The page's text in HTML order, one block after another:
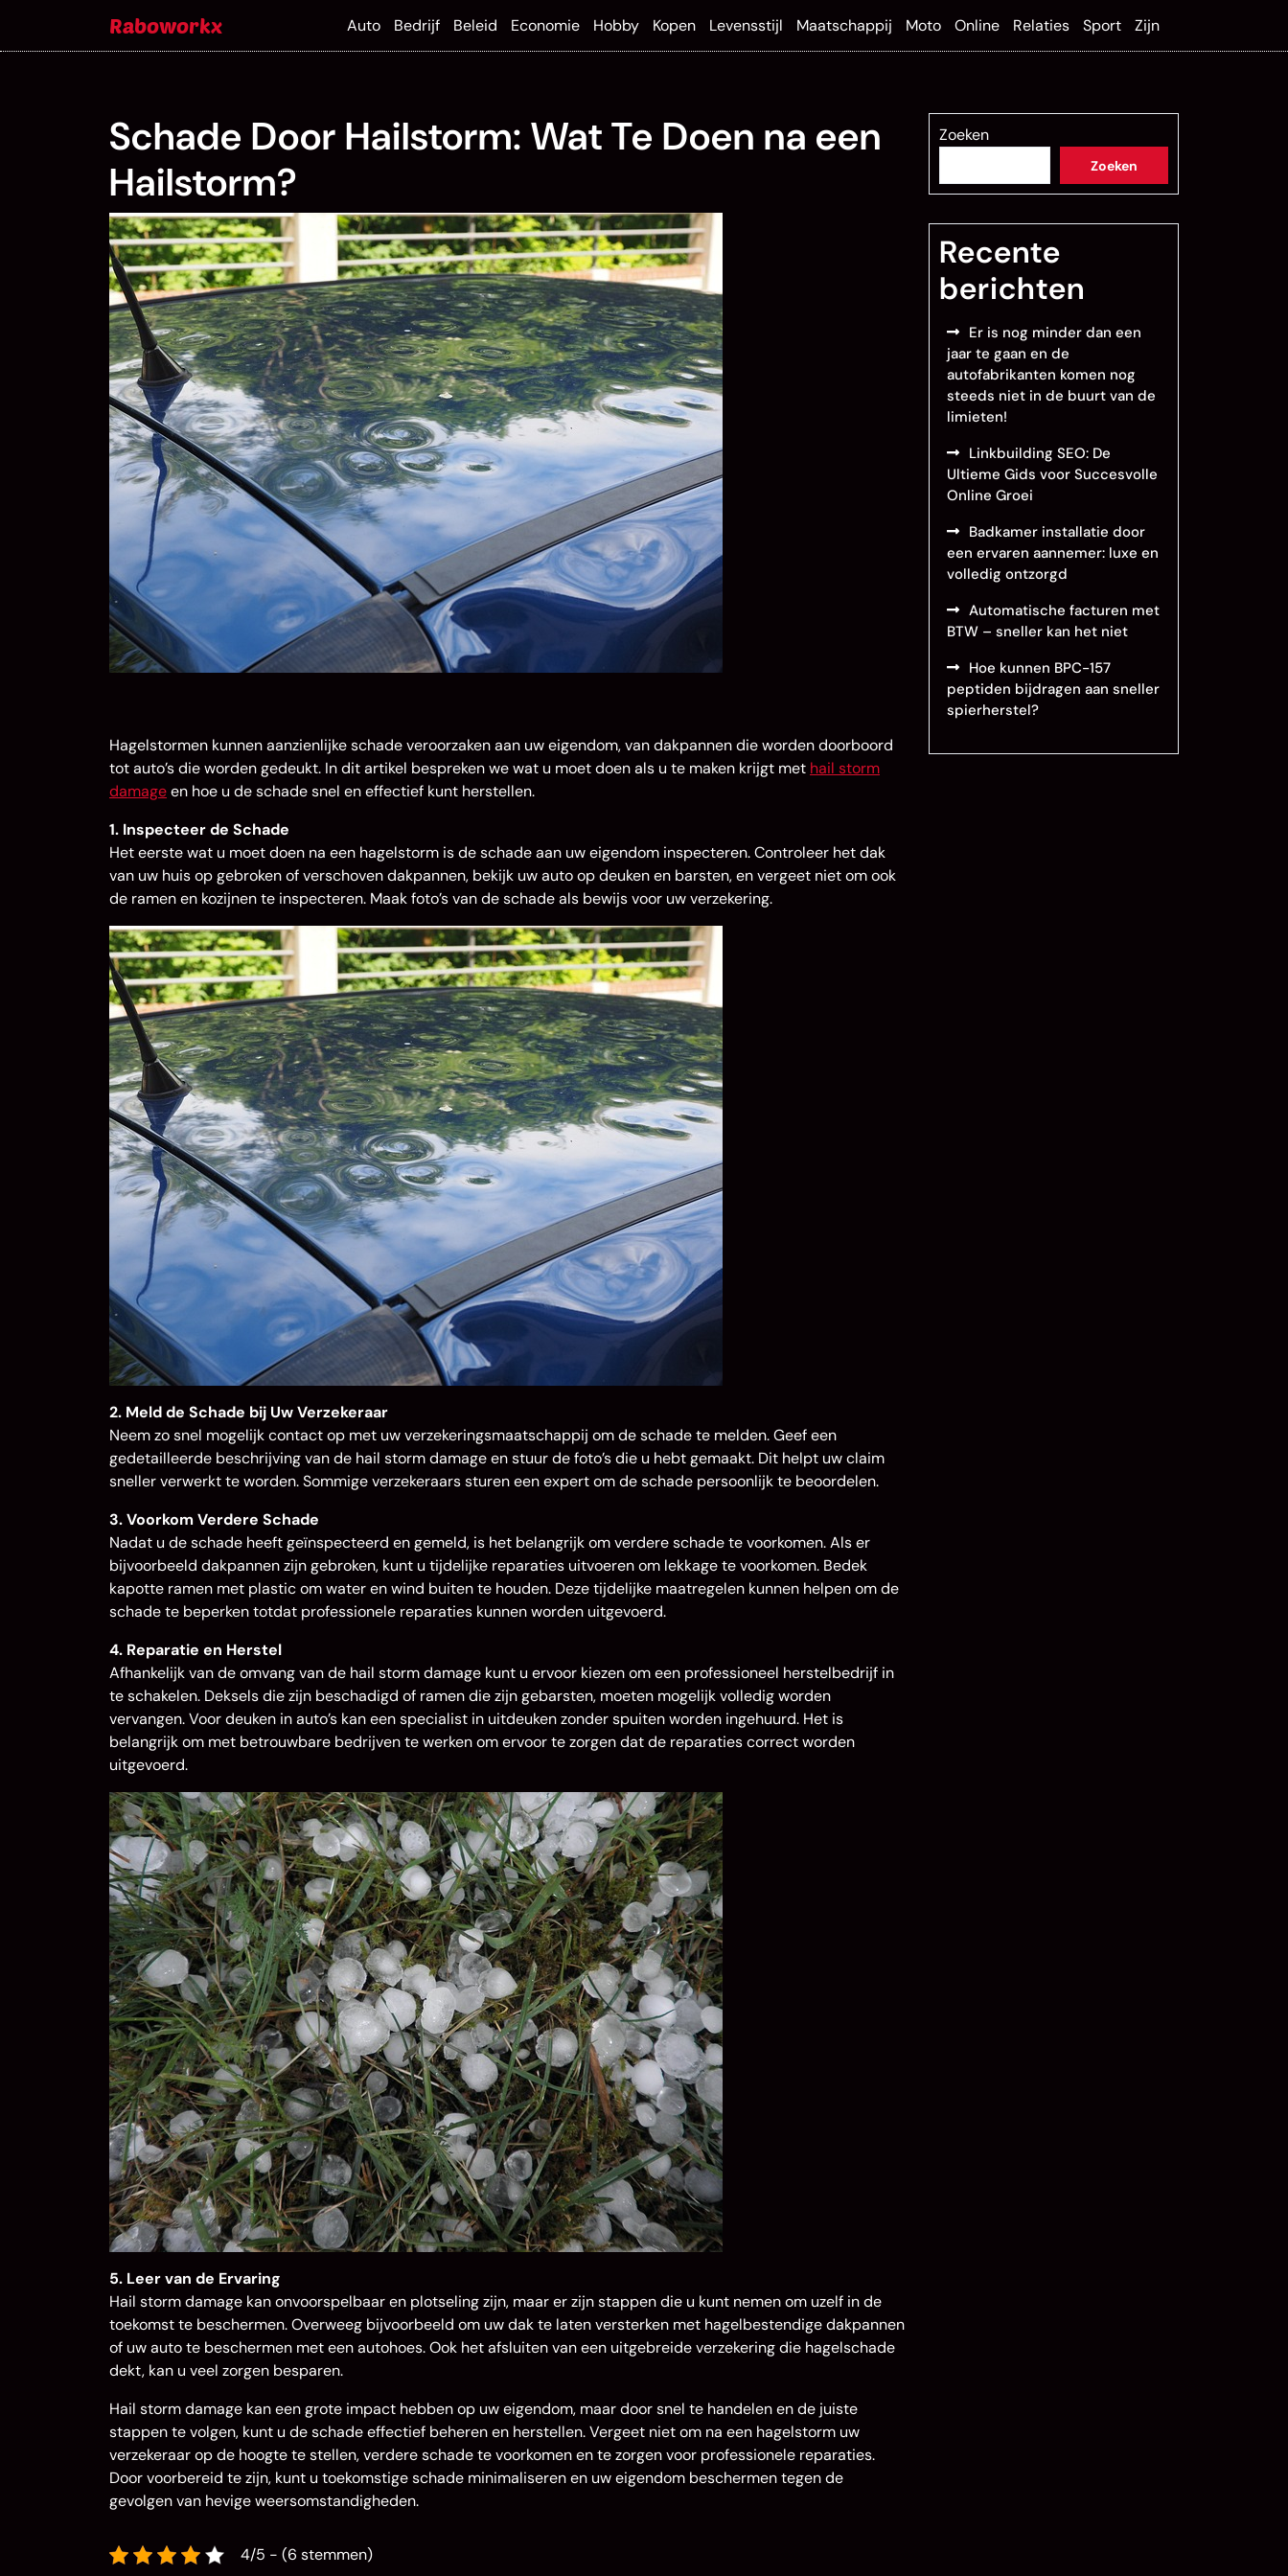
content
Raboworkx Auto Bedrijf Beleid Economie Hobby Kopen Levensstijl Maatschappij Moto Online Relaties Sport Zijn
Schade Door Hailstorm: Wat Te Doen na een
Hailstorm?
Hagelstormen kunnen aanzienlijke schade veroorzaken aan uw eigendom, van dakpannen die worden doorboord
tot auto’s die worden gedeukt. In dit artikel bespreken we wat u moet doen als u te maken krijgt met hail storm
damageen hoe u de schade snel en effectief kunt herstellen.
1. Inspecteer de Schade
Het eerste wat u moet doen na een hagelstorm is de schade aan uw eigendom inspecteren. Controleer het dak
van uw huis op gebroken of verschoven dakpannen, bekijk uw auto op deuken en barsten, en vergeet niet om ook
de ramen en kozijnen te inspecteren. Maak foto’s van de schade als bewijs voor uw verzekering.
2. Meld de Schade bij Uw Verzekeraar
Neem zo snel mogelijk contact op met uw verzekeringsmaatschappij om de schade te melden. Geef een
gedetailleerde beschrijving van de hail storm damage en stuur de foto’s die u hebt gemaakt. Dit helpt uw claim
sneller verwerkt te worden. Sommige verzekeraars sturen een expert om de schade persoonlijk te beoordelen.
3. Voorkom Verdere Schade
Nadat u de schade heeft geïnspecteerd en gemeld, is het belangrijk om verdere schade te voorkomen. Als er
bijvoorbeeld dakpannen zijn gebroken, kunt u tijdelijke reparaties uitvoeren om lekkage te voorkomen. Bedek
kapotte ramen met plastic om water en wind buiten te houden. Deze tijdelijke maatregelen kunnen helpen om de
schade te beperken totdat professionele reparaties kunnen worden uitgevoerd.
4. Reparatie en Herstel
Afhankelijk van de omvang van de hail storm damage kunt u ervoor kiezen om een professioneel herstelbedrijf in
te schakelen. Deksels die zijn beschadigd of ramen die zijn gebarsten, moeten mogelijk volledig worden
vervangen. Voor deuken in auto’s kan een specialist in uitdeuken zonder spuiten worden ingehuurd. Het is
belangrijk om met betrouwbare bedrijven te werken om ervoor te zorgen dat de reparaties correct worden
uitgevoerd.
5. Leer van de Ervaring
Hail storm damage kan onvoorspelbaar en plotseling zijn, maar er zijn stappen die u kunt nemen om uzelf in de
toekomst te beschermen. Overweeg bijvoorbeeld om uw dak te laten versterken met hagelbestendige dakpannen
of uw auto te beschermen met een autohoes. Ook het afsluiten van een uitgebreide verzekering die hagelschade
dekt, kan u veel zorgen besparen.
Hail storm damage kan een grote impact hebben op uw eigendom, maar door snel te handelen en de juiste
stappen te volgen, kunt u de schade effectief beheren en herstellen. Vergeet niet om na een hagelstorm uw
verzekeraar op de hoogte te stellen, verdere schade te voorkomen en te zorgen voor professionele reparaties.
Door voorbereid te zijn, kunt u toekomstige schade minimaliseren en uw eigendom beschermen tegen de
gevolgen van hevige weersomstandigheden.
4/5 - (6 stemmen)
Zoeken
Zoeken
Recente
berichten
Er is nog minder dan een
jaar te gaan en de
autofabrikanten komen nog
steeds niet in de buurt van de
limieten!
Linkbuilding SEO: De
Ultieme Gids voor Succesvolle
Online Groei
Badkamer installatie door
een ervaren aannemer: luxe en
volledig ontzorgd
Automatische facturen met
BTW – sneller kan het niet
Hoe kunnen BPC-157
peptiden bijdragen aan sneller
spierherstel?